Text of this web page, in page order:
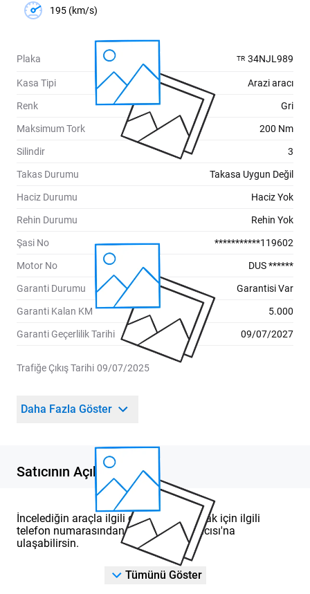
195 (km/s)
Plaka TR 34NJL989
Kasa Tipi Arazi aracı
Renk Gri
Maksimum Tork 200 Nm
Silindir 3
Takas Durumu Takasa Uygun Değil
Haciz Durumu Haciz Yok
Rehin Durumu Rehin Yok
Şasi No ***********119602
Motor No DUS ******
Garanti Durumu Garantisi Var
Garanti Kalan KM 5.000
Garanti Geçerlilik Tarihi 09/07/2027
Trafiğe Çıkış Tarihi 09/07/2025
Daha Fazla Göster
Satıcının Açıklaması
İncelediğin araçla ilgili detaylı bilgi almak için ilgili
telefon numarasından DOD Yetkili Satıcısı'na
ulaşabilirsin.
Tümünü Göster